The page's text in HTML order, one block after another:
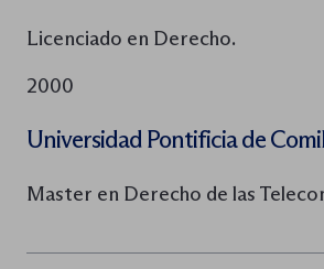
Licenciado en Derecho.
2000
Universidad Pontificia de
Master en Derecho de las